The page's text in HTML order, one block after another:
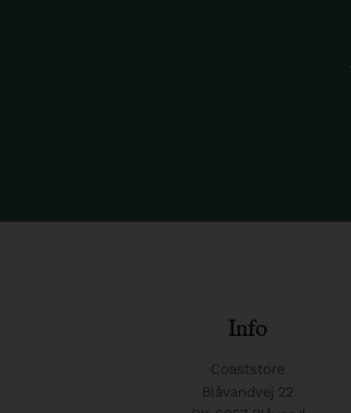
Info
Coaststore
Blåvandvej 22